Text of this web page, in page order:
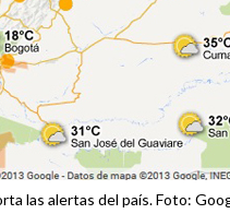
las alertas del país. Foto: